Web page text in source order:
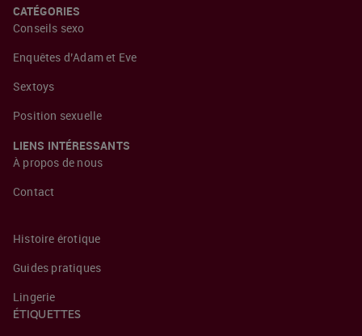
CATÉGORIES
Conseils sexo
Enquêtes d’Adam et Eve
Sextoys
Position sexuelle
LIENS INTÉRESSANTS
À propos de nous
Contact
Histoire érotique
Guides pratiques
Lingerie
ÉTIQUETTES